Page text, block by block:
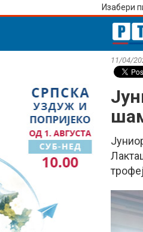
Изабери
11/04/